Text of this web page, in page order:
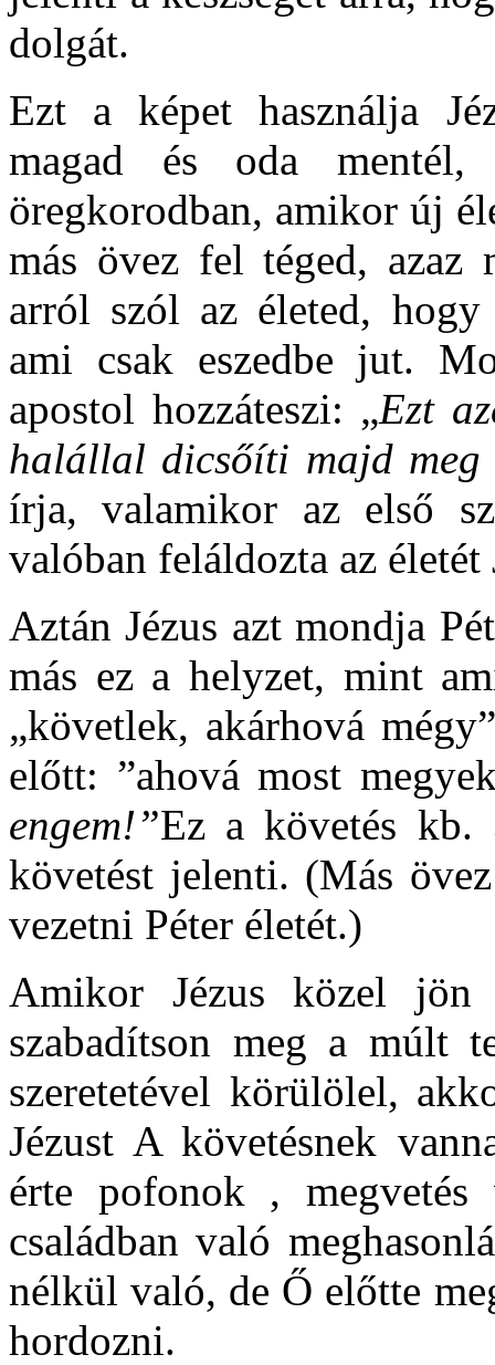
dolgát.
Ezt a képet használja
magad és oda
öregkorodban, amikor új
más övez fel téged, azaz
arról szól az életed,
ami csak eszedbe jut.
apostol hozzáteszi: „Ezt
halállal dicsőíti majd meg
írja, valamikor az első
valóban feláldozta az életét
Aztán Jézus azt mondja
más ez a helyzet, mint
„követlek, akárhová
előtt: ”ahová most
engem!”Ez a követés kb.
követést jelenti. (Más
vezetni Péter életét.)
Amikor Jézus közel
szabadítson meg a múlt
szeretetével körülölel,
Jézust A követésnek
érte pofonok ,
családban való
nélkül való, de Ő előtte
hordozni.